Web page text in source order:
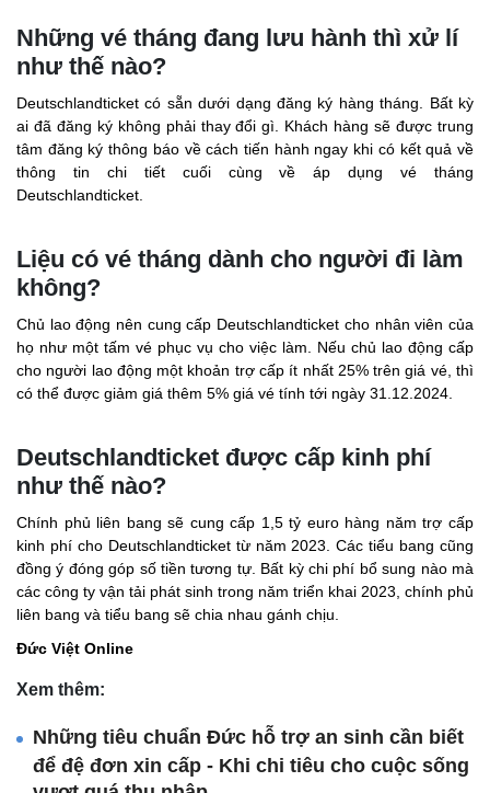
Những vé tháng đang lưu hành thì xử lí
như thế nào?
Deutschlandticket có sẵn dưới dạng đăng ký hàng tháng. Bất kỳ
ai đã đăng ký không phải thay đổi gì. Khách hàng sẽ được trung
tâm đăng ký thông báo về cách tiến hành ngay khi có kết quả về
thông tin chi tiết cuối cùng về áp dụng vé tháng
Deutschlandticket.
Liệu có vé tháng dành cho người đi làm
không?
Chủ lao động nên cung cấp Deutschlandticket cho nhân viên của
họ như một tấm vé phục vụ cho việc làm. Nếu chủ lao động cấp
cho người lao động một khoản trợ cấp ít nhất 25% trên giá vé, thì
có thể được giảm giá thêm 5% giá vé tính tới ngày 31.12.2024.
Deutschlandticket được cấp kinh phí
như thế nào?
Chính phủ liên bang sẽ cung cấp 1,5 tỷ euro hàng năm trợ cấp
kinh phí cho Deutschlandticket từ năm 2023. Các tiểu bang cũng
đồng ý đóng góp số tiền tương tự. Bất kỳ chi phí bổ sung nào mà
các công ty vận tải phát sinh trong năm triển khai 2023, chính phủ
liên bang và tiểu bang sẽ chia nhau gánh chịu.
Đức Việt Online
Xem thêm:
Những tiêu chuẩn Đức hỗ trợ an sinh cần biết
để đệ đơn xin cấp - Khi chi tiêu cho cuộc sống